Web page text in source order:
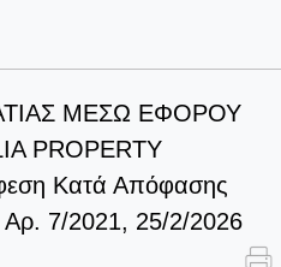
ΜΕΣΩ ΕΦΟΡΟΥ
PROPERTY
Κατά Απόφασης
Αρ. 7/2021, 25/2/2026